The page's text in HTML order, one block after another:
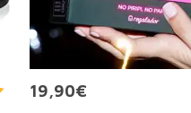
19,90€